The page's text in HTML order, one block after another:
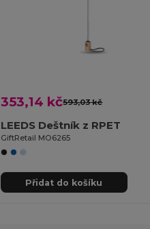
353,14 kč593,03 kč
LEEDS Deštník z RPET
GiftRetail MO6265
Přidat do košíku